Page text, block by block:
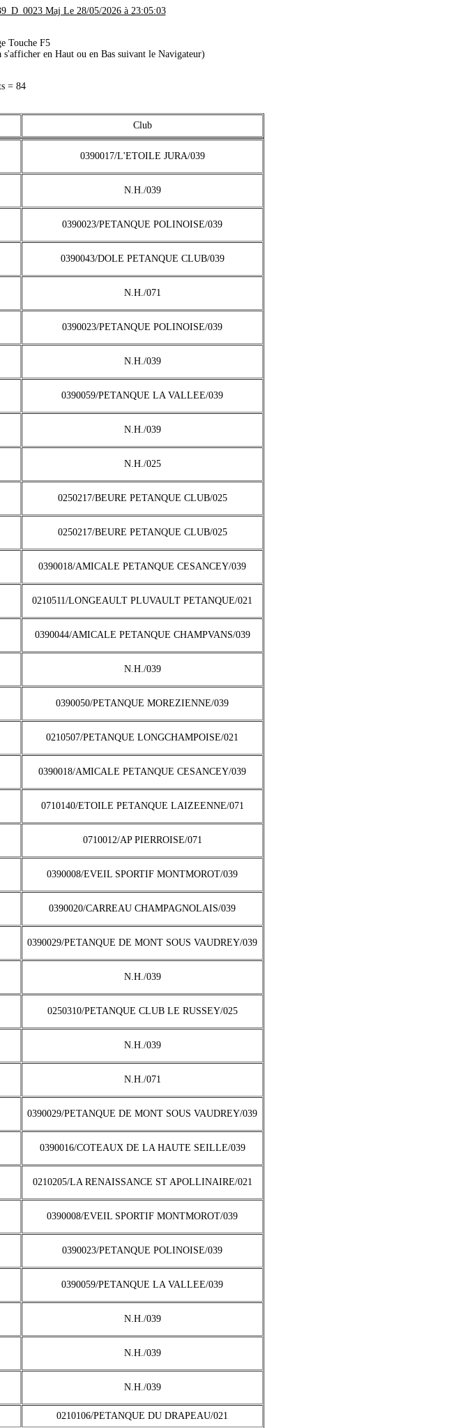
Maj Le 28/05/2026 à 23:05:03
Touche F5
en Haut ou en Bas suivant le Navigateur)
= 84
Club
0390017/L'ETOILE JURA/039
N.H./039
0390023/PETANQUE POLINOISE/039
0390043/DOLE PETANQUE CLUB/039
N.H./071
0390023/PETANQUE POLINOISE/039
N.H./039
0390059/PETANQUE LA VALLEE/039
N.H./039
N.H./025
0250217/BEURE PETANQUE CLUB/025
0250217/BEURE PETANQUE CLUB/025
0390018/AMICALE PETANQUE CESANCEY/039
0210511/LONGEAULT PLUVAULT PETANQUE/021
0390044/AMICALE PETANQUE CHAMPVANS/039
N.H./039
0390050/PETANQUE MOREZIENNE/039
0210507/PETANQUE LONGCHAMPOISE/021
0390018/AMICALE PETANQUE CESANCEY/039
0710140/ETOILE PETANQUE LAIZEENNE/071
0710012/AP PIERROISE/071
0390008/EVEIL SPORTIF MONTMOROT/039
0390020/CARREAU CHAMPAGNOLAIS/039
0390029/PETANQUE DE MONT SOUS VAUDREY/039
N.H./039
0250310/PETANQUE CLUB LE RUSSEY/025
N.H./039
N.H./071
0390029/PETANQUE DE MONT SOUS VAUDREY/039
0390016/COTEAUX DE LA HAUTE SEILLE/039
0210205/LA RENAISSANCE ST APOLLINAIRE/021
0390008/EVEIL SPORTIF MONTMOROT/039
0390023/PETANQUE POLINOISE/039
0390059/PETANQUE LA VALLEE/039
N.H./039
N.H./039
N.H./039
0210106/PETANQUE DU DRAPEAU/021